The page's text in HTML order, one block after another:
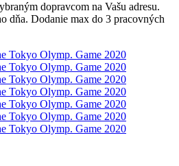
dopravcom na Vašu adresu.
dňa. Dodanie max do 3 pracovných